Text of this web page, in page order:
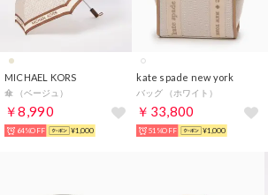
MICHAEL KORS
傘 （ベージュ）
￥8,990
64%OFF ¥1,000
kate spade new york
バッグ （ホワイト）
￥33,800
51%OFF ¥1,000